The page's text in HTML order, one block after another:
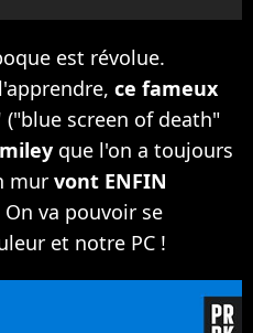
est révolue.
ce fameux
("blue screen of death"
que l'on a toujours
mur vont ENFIN
va pouvoir se
et notre PC !